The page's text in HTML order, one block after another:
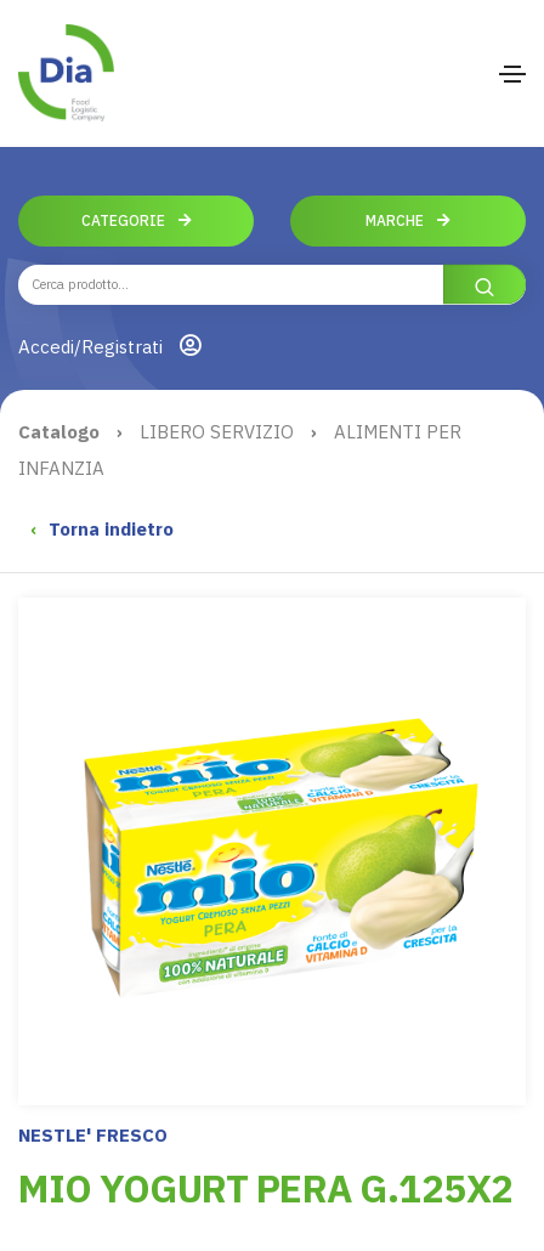
CATEGORIE MARCHE
Accedi/Registrati
Catalogo › LIBERO SERVIZIO ›
ALIMENTI PER
INFANZIA
‹ Torna indietro
NESTLE' FRESCO
MIO YOGURT PERA G.125X2